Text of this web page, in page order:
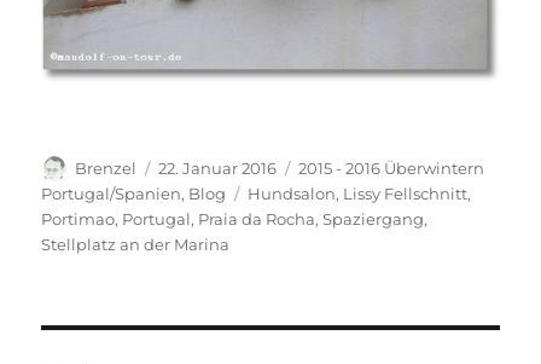
Autor
Brenzel
Veröffentlicht
am
22. Januar 2016 Kategorien
2015 - 2016 Überwintern
Portugal/Spanien, Blog Schlagwörter
Hundsalon, Lissy Fellschnitt,
Portimao, Portugal, Praia da Rocha,Spaziergang,
Stellplatz an der Marina